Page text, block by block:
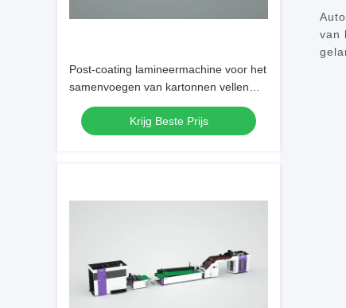
Post-coating lamineermachine voor het
samenvoegen van kartonnen vellen
Automatische flute laminator verhoogt
de productiesnelheid en
nauwkeurigheid
Krijg Beste Prijs
van